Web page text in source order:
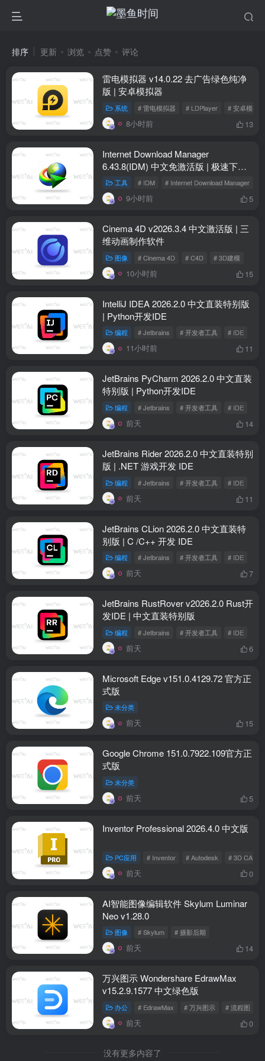
排序 更新 浏览 点赞 评论
雷电模拟器 v14.0.22 去广告绿色纯净
版 | 安卓模拟器
系统 # 雷电模拟器 # LDPlayer # 安卓模拟器
8小时前 13
Internet Download Manager
6.43.8(IDM) 中文免激活版 | 极速下载
工具工具 # IDM # Internet Download Manager
9小时前 5
Cinema 4D v2026.3.4 中文激活版 | 三
维动画制作软件
图像 # Cinema 4D # C4D # 3D建模
10小时前 15
IntelliJ IDEA 2026.2.0 中文直装特别版
| Python开发IDE
编程 # Jetbrains # 开发者工具 # IDE
11小时前 11
JetBrains PyCharm 2026.2.0 中文直装
特别版 | Python开发IDE
编程 # Jetbrains # 开发者工具 # IDE
前天 14
JetBrains Rider 2026.2.0 中文直装特别
版 | .NET 游戏开发 IDE
编程 # Jetbrains # 开发者工具 # IDE
前天 11
JetBrains CLion 2026.2.0 中文直装特
别版 | C /C++ 开发 IDE
编程 # Jetbrains # 开发者工具 # IDE
前天 7
JetBrains RustRover v2026.2.0 Rust开
发IDE | 中文直装特别版
编程 # Jetbrains # 开发者工具 # IDE
前天 6
Microsoft Edge v151.0.4129.72 官方正
式版
未分类
前天 15
Google Chrome 151.0.7922.109官方正
式版
未分类
前天 5
Inventor Professional 2026.4.0 中文版
PC应用 # Inventor # Autodesk # 3D CAD
前天 0
AI智能图像编辑软件 Skylum Luminar
Neo v1.28.0
图像 # Skylum # 摄影后期
前天 14
万兴图示 Wondershare EdrawMax
v15.2.9.1577 中文绿色版
办公 # EdrawMax # 万兴图示 # 流程图
前天 0
没有更多内容了